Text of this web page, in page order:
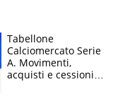
Tabellone
Calciomercato Serie
A. Movimenti,
acquisti e cessioni: